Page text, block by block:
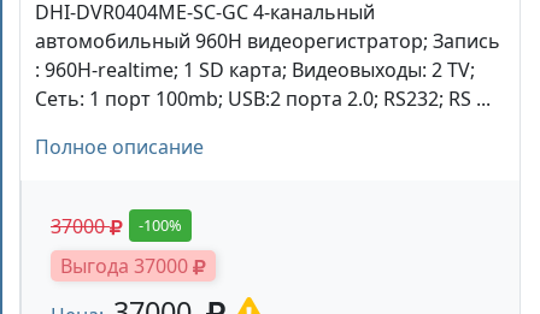
DHI-DVR0404ME-SC-GC 4-канальный
автомобильный 960H видеорегистратор; Запись
: 960H-realtime; 1 SD карта; Видеовыходы: 2 TV;
Сеть: 1 порт 100mb; USB:2 порта 2.0; RS232; RS ...
Полное описание
37000 -100%
Выгода 37000